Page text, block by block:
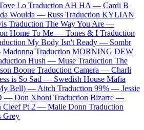
Lo Traduction AH HA — Cardi B
Woulda — Russ Traduction KYLIAN
Traduction The Way You Are —
Home To Me — Tones & I Traduction
My Body Isn't Ready — Sombr
Madonna Traduction MORNING DEW
Hush — Muse Traduction The
Boone Traduction Camera — Charli
is So Sad — Swedish House Mafia
Bell) — Aitch Traduction 99% — Jessie
— Don Xhoni Traduction Bizarre —
Cleef Pt 2 — Malie Donn Traduction
Grey